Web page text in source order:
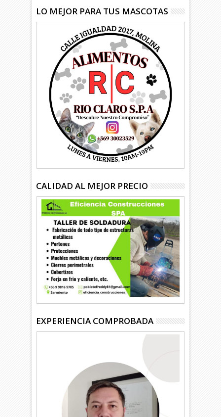
LO MEJOR PARA TUS MASCOTAS
CALIDAD AL MEJOR PRECIO
EXPERIENCIA COMPROBADA